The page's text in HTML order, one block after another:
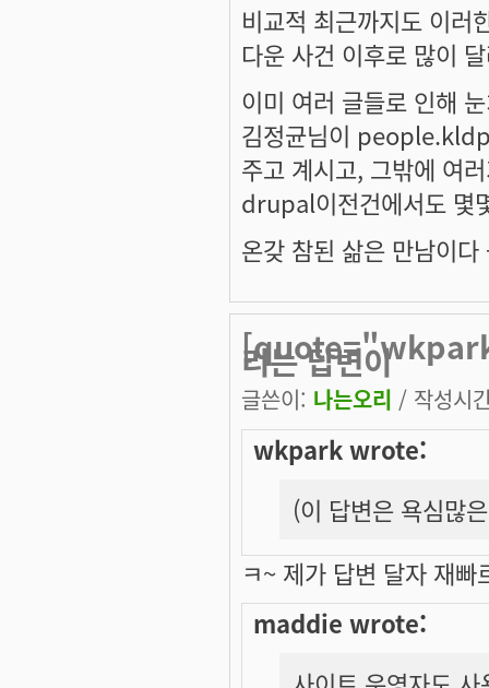
비교적 최근까지도 이러
다운 사건 이후로 많이
이미 여러 글들로 인해
김정균님이
주고 계시고, 그밖에 여
drupal이전건에서도 몇
온갖 참된 삶은 만남이
리는 답변이
글쓴이: 나는오리 / 작성시
wkpark wrote:
(이 답변은 욕심많
ㅋ~ 제가 답변 달자 재
maddie wrote: